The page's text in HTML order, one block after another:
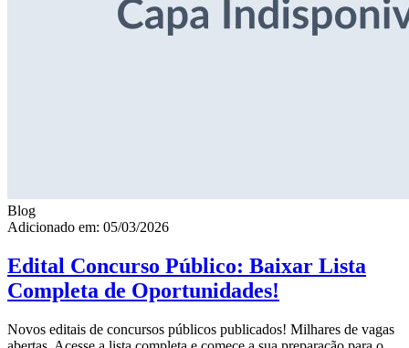
Blog
Adicionado em: 05/03/2026
Edital Concurso Público: Baixar Lista
Completa de Oportunidades!
Novos editais de concursos públicos publicados! Milhares de vagas